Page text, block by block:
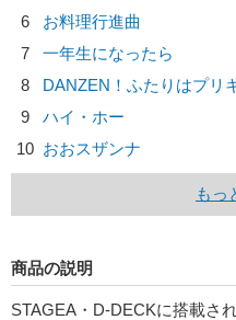
6
お料理行進曲
7
一年生になったら
8
DANZEN！ふたりはプリ
9
ハイ・ホー
10 おおスザンナ
もっ
商品の説明
STAGEA・D-DECKに搭載さ